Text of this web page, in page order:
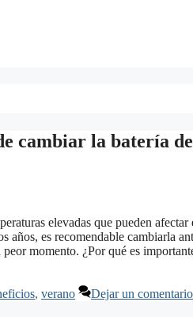
cambiar la batería
elevadas que pueden afectar
años, es recomendable cambiarla
momento. ¿Por qué es
, verano
Dejar un comentario